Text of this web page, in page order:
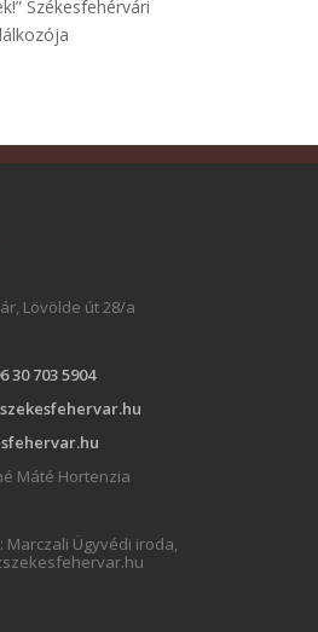
Székesfehérvári
Lövölde út 28/a
30 703 5904
Máté Hortenzia
Ügyvédi iroda,